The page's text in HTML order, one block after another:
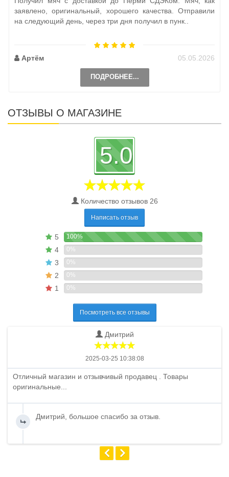
заявлено, оригинальный, хорошего качества. Отправили
на следующий день, через три дня получил в пунк..
Артём 05.05.2026
ПОДРОБНЕЕ...
ОТЗЫВЫ О МАГАЗИНЕ
5.0
Количество отзывов 26
Написать отзыв
5 100%
4 0%
3 0%
2 0%
1 0%
Посмотреть все отзывы
Дмитрий
2025-03-25 10:38:08
Отличный магазин и отзывчивый продавец . Товары
оригинальные...
Дмитрий, большое спасибо за отзыв.